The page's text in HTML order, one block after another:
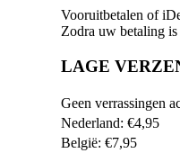
Vooruitbetalen of
Zodra uw betaling
LAGE
Geen verrassingen
Nederland: €4,95
België: €7,95